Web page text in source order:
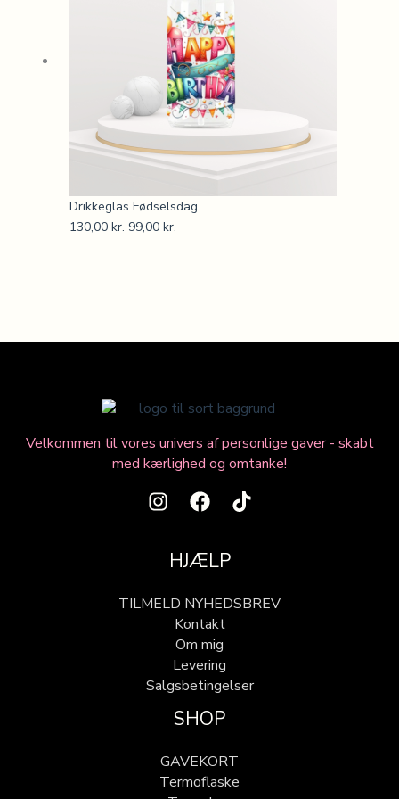
Drikkeglas Fødselsdag
130,00kr. 99,00 kr.
Velkommen til vores univers af personlige gaver - skabt
med kærlighed og omtanke!
HJÆLP
TILMELD NYHEDSBREV
Kontakt
Om mig
Levering
Salgsbetingelser
SHOP
GAVEKORT
Termoflaske